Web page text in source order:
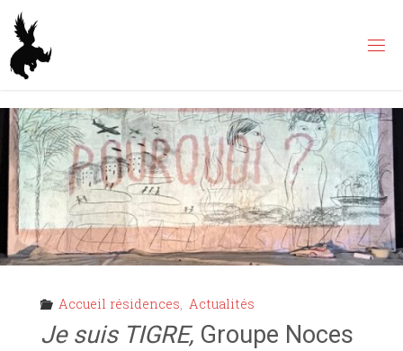
Skip
content
Accueil résidences Actualités
Je suis TIGRE,Groupe Noces